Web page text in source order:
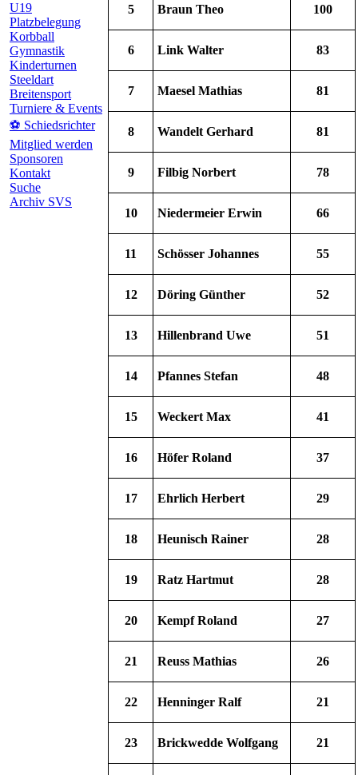
U19
Platzbelegung
Korbball
Gymnastik
Kinderturnen
Steeldart
Breitensport
Turniere & Events
⚽ Schiedsrichter
Mitglied werden
Sponsoren
Kontakt
Suche
Archiv SVS
5 Braun Theo 100
6 Link Walter 83
7 Maesel Mathias 81
8 Wandelt Gerhard 81
9 Filbig Norbert 78
10 Niedermeier Erwin 66
11 Schösser Johannes 55
12 Döring Günther 52
13 Hillenbrand Uwe 51
14 Pfannes Stefan 48
15 Weckert Max 41
16 Höfer Roland 37
17 Ehrlich Herbert 29
18 Heunisch Rainer 28
19 Ratz Hartmut 28
20 Kempf Roland 27
21 Reuss Mathias 26
22 Henninger Ralf 21
23 Brickwedde Wolfgang 21